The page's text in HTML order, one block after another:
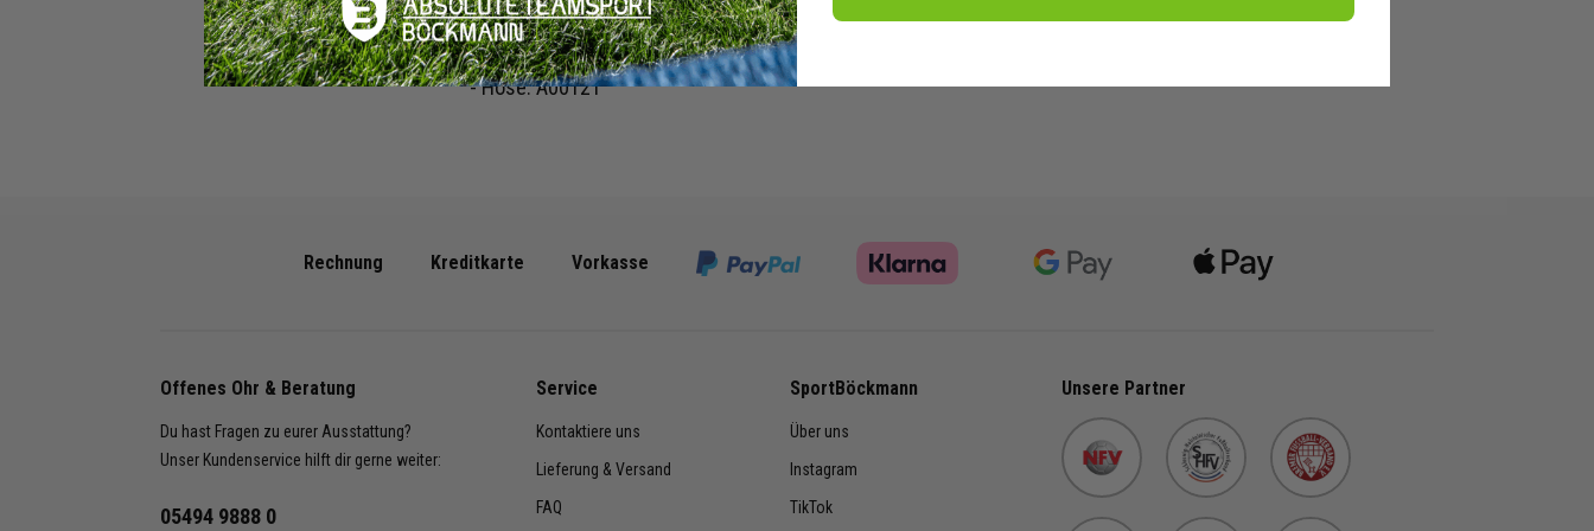
- Hose: JI6548, JI6497, IW0426
Shop Bestellnummer:
- Hose: A00121
Rechnung Kreditkarte Vorkasse
Offenes Ohr & Beratung
Du hast Fragen zu eurer Ausstattung?
Unser Kundenservice hilft dir gerne weiter:
05494 9888 0
Service
Kontaktiere uns
Lieferung & Versand
FAQ
SportBöckmann
Über uns
Instagram
TikTok
Unsere Partner